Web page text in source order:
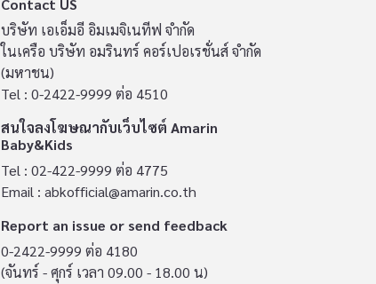
Contact US
บริษัท เอเอ็มอี อิมเมจิเนทีฟ จำกัด
ในเครือ บริษัท อมรินทร์ คอร์เปอเรชั่นส์ จำกัด
(มหาชน)
Tel : 0-2422-9999 ต่อ 4510
สนใจลงโฆษณากับเว็บไซต์ Amarin
Baby&Kids
Tel : 02-422-9999 ต่อ 4775
Email : abkofficial@amarin.co.th
Report an issue or send feedback
0-2422-9999 ต่อ 4180
(จันทร์ - ศุกร์ เวลา 09.00 - 18.00 น)